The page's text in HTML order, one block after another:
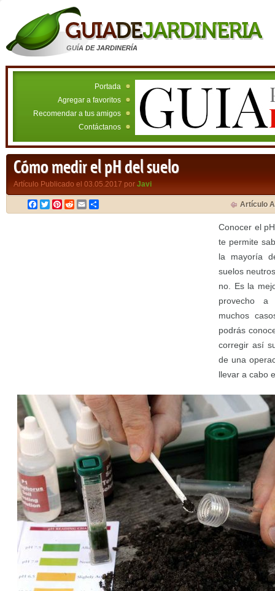
GUÍA DE JARDINERÍA
Portada
Agregar a favoritos
Recomendar a tus amigos
Contáctanos
Cómo medir el pH del suelo
Artículo Publicado el 03.05.2017 por Javi
Facebook
TwitterPinterest
RedditEmail Artículo
Conocer el
te permite
la mayoría
suelos
no. Es la
provecho a
muchos
podrás
corregir así
de una
llevar a cabo